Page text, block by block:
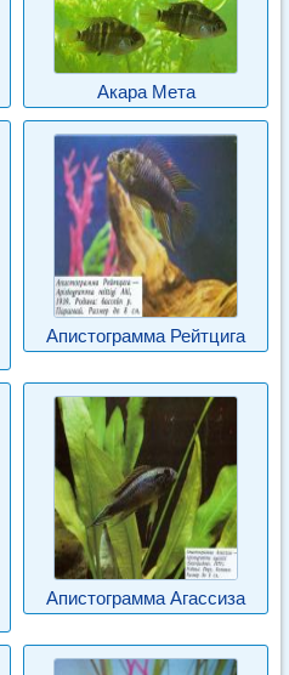
Акара Мета
Апистограмма Рейтцига
Апистограмма Агассиза